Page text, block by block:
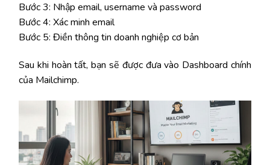
Bước 3: Nhập email, username và password
Bước 4: Xác minh email
Bước 5: Điền thông tin doanh nghiệp cơ bản
Sau khi hoàn tất, bạn sẽ được đưa vào Dashboard chính
của Mailchimp.